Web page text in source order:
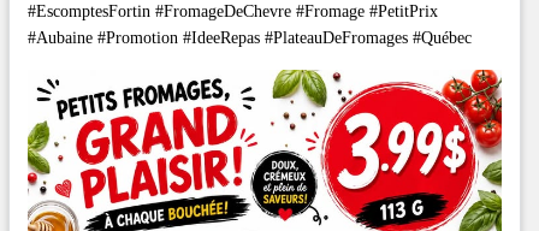
#EscomptesFortin #FromageDeChevre #Fromage #PetitPrix
#Aubaine #Promotion #IdeeRepas #PlateauDeFromages #Québec